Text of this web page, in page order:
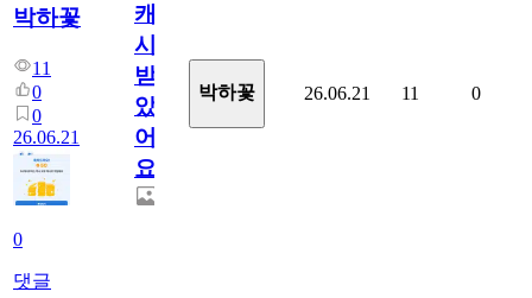
박하꽃
11
0
0
26.06.21
0
댓글
캐
시
받
았
어
요.
박하꽃 26.06.21 11 0